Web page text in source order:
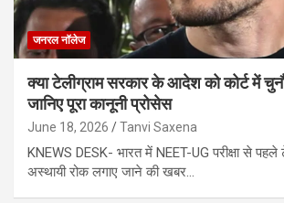
जनरल नॉलेज
क्या टेलीग्राम सरकार के आदेश को कोर्ट में
जानिए पूरा कानूनी प्रोसेस
June 18, 2026 Tanvi Saxena
KNEWS DESK- भारत में NEET-UG परीक्षा से पहले
अस्थायी रोक लगाए जाने की खबर…